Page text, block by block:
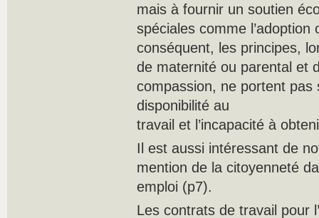
mais à fournir un soutien
spéciales comme l’adoption
conséquent, les principes,
de maternité ou parental et
compassion, ne portent pas
disponibilité au
travail et l’incapacité à
Il est aussi intéressant de
mention de la citoyenneté
emploi (p7).
Les contrats de travail pour